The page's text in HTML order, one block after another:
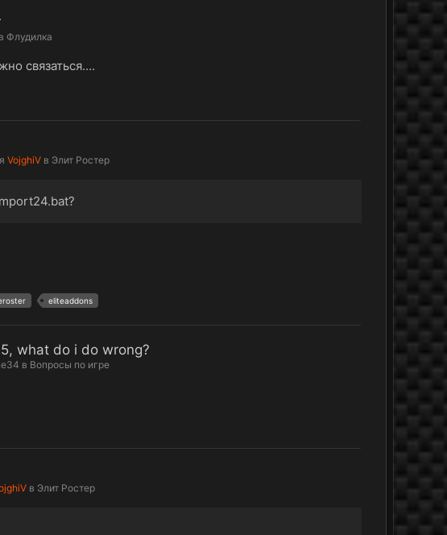
вФлудилка
связаться....
VojghiV в Элит Ростер
eliteaddons
what do i do wrong?
в Вопросы по игре
в Элит Ростер